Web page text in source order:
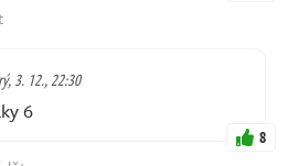
3. 12., 22:30
6
8